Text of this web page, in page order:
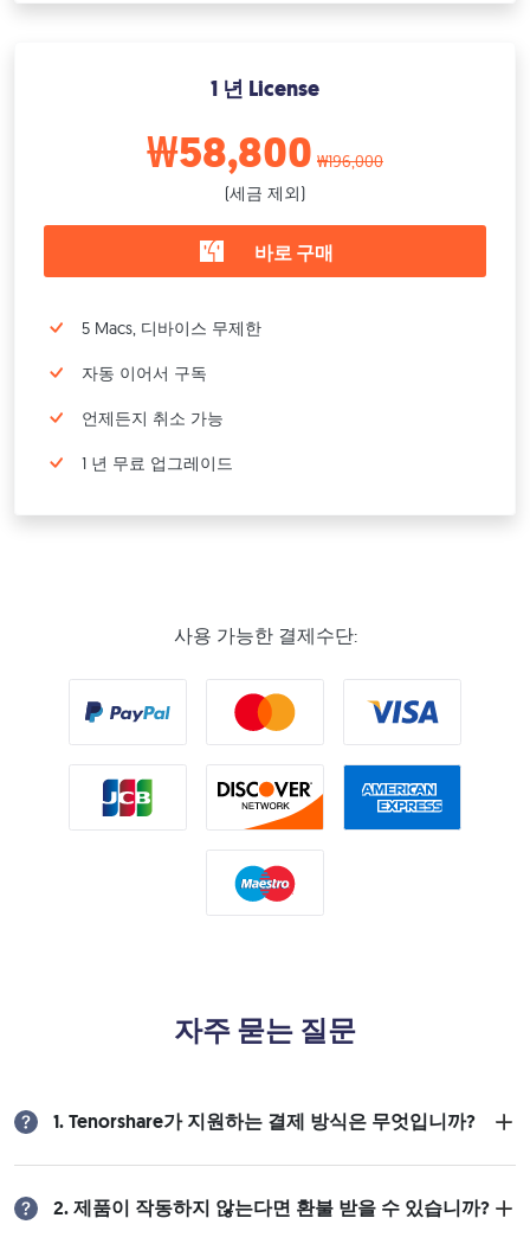
1 년 License
₩58,800 ₩196,000
(세금 제외)
바로 구매
5 Macs, 디바이스 무제한
자동 이어서 구독
언제든지 취소 가능
1 년 무료 업그레이드
사용 가능한 결제수단:
자주 묻는 질문
1. Tenorshare가 지원하는 결제 방식은 무엇입니까?
2. 제품이 작동하지 않는다면 환불 받을 수 있습니까?